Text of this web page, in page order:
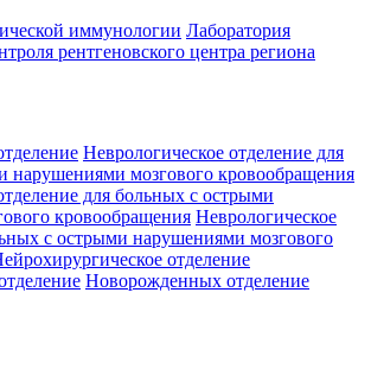
иммунологии Лаборатория
рентгеновского центра региона
Неврологическое отделение для
нарушениями мозгового кровообращения
для больных с острыми
кровообращения Неврологическое
с острыми нарушениями мозгового
отделение
Новорожденных отделение